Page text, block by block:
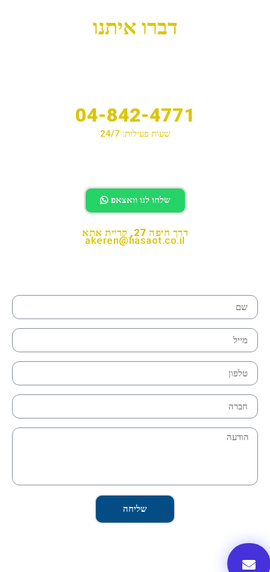
דברו איתנו
04-842-4771
שעות פעילות: 24/7
שלחו לנו וואצאפ
דרך חיפה 27, קריית אתא
akeren@hasaot.co.il
שליחה